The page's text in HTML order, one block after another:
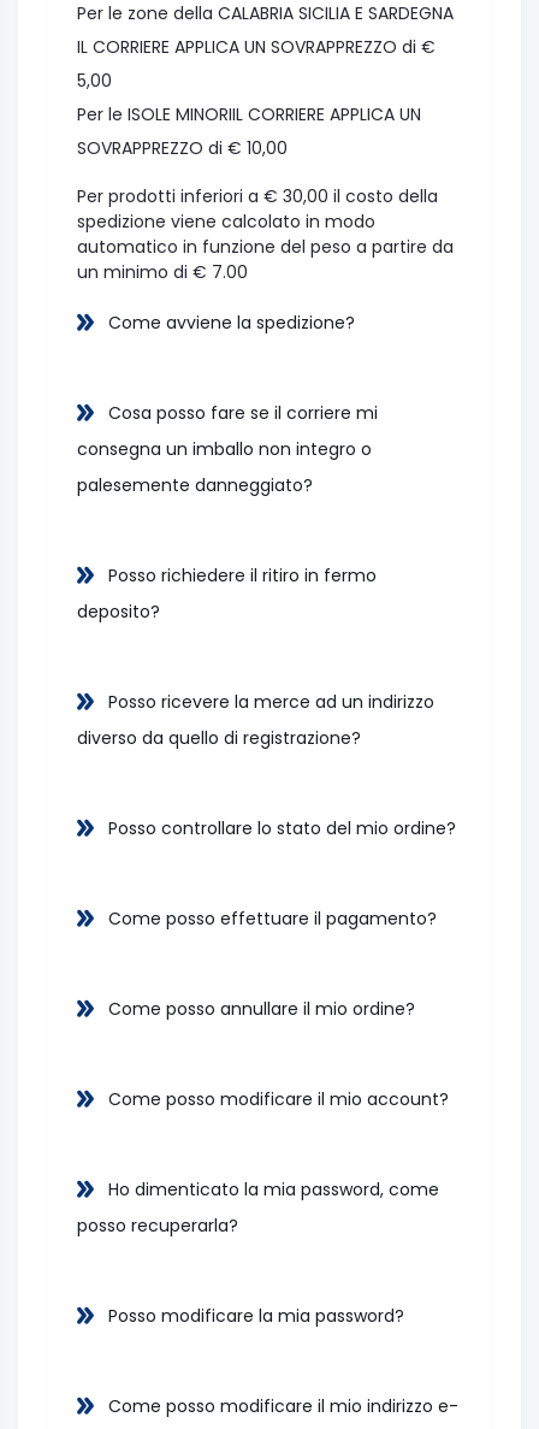
Per le zone della CALABRIA SICILIA E SARDEGNA
IL CORRIERE APPLICA UN SOVRAPPREZZO di €
5,00
Per le ISOLE MINORIIL CORRIERE APPLICA UN
SOVRAPPREZZO di € 10,00
Per prodotti inferiori a € 30,00 il costo della
spedizione viene calcolato in modo
automatico in funzione del peso a partire da
un minimo di € 7.00
Come avviene la spedizione?
Cosa posso fare se il corriere mi
consegna un imballo non integro o
palesemente danneggiato?
Posso richiedere il ritiro in fermo
deposito?
Posso ricevere la merce ad un indirizzo
diverso da quello di registrazione?
Posso controllare lo stato del mio ordine?
Come posso effettuare il pagamento?
Come posso annullare il mio ordine?
Come posso modificare il mio account?
Ho dimenticato la mia password, come
posso recuperarla?
Posso modificare la mia password?
Come posso modificare il mio indirizzo e-